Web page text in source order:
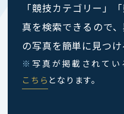
「競技カテゴリー」
真を検索できるので
の写真を簡単に見つけ
※ 写真が掲載されてい
こちら となります。